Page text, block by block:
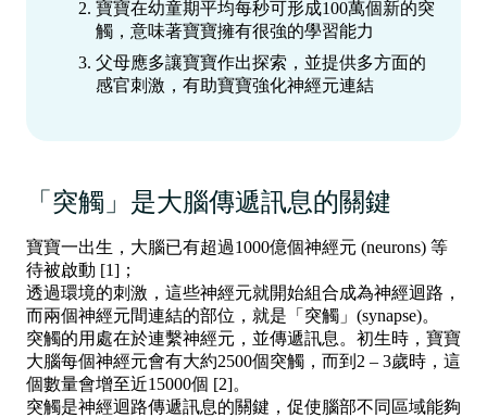
寶寶在幼童期平均每秒可形成100萬個新的突
觸，意味著寶寶擁有很強的學習能力
父母應多讓寶寶作出探索，並提供多方面的
感官刺激，有助寶寶強化神經元連結
「突觸」是大腦傳遞訊息的關鍵
寶寶一出生，大腦已有超過1000億個神經元 (neurons) 等
待被啟動 [1]；
透過環境的刺激，這些神經元就開始組合成為神經迴路，
而兩個神經元間連結的部位，就是「突觸」(synapse)。
突觸的用處在於連繫神經元，並傳遞訊息。初生時，寶寶
大腦每個神經元會有大約2500個突觸，而到2 – 3歲時，這
個數量會增至近15000個 [2]。
突觸是神經迴路傳遞訊息的關鍵，促使腦部不同區域能夠